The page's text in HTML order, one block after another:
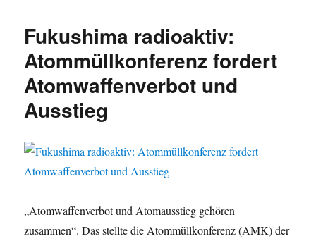
Atomanlagen
Neue
Eskalationen
–
Uranfabrik
Fukushima radioaktiv:
Atommüllkonferenz fordert
Atomwaffenverbot und
Ausstieg
„Atomwaffenverbot und Atomausstieg gehören
zusammen“. Das stellte die Atommüllkonferenz (AMK) der